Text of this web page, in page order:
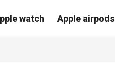
watch Apple airpods